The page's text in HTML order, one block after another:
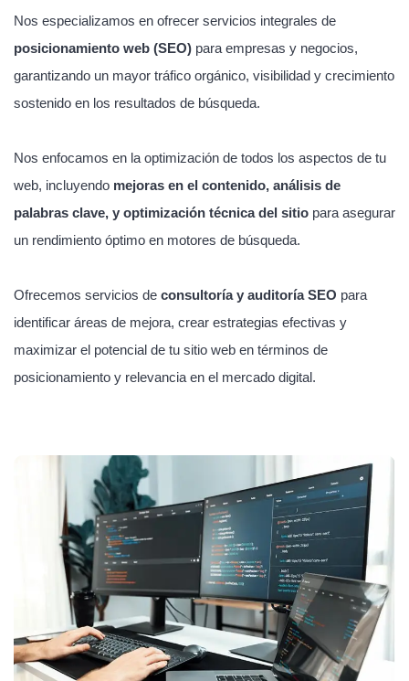
Nos especializamos en ofrecer servicios integrales de
posicionamiento web (SEO) para empresas y negocios,
garantizando un mayor tráfico orgánico, visibilidad y crecimiento
sostenido en los resultados de búsqueda.
Nos enfocamos en la optimización de todos los aspectos de tu
web, incluyendo mejoras en el contenido, análisis de
palabras clave, y optimización técnica del sitio para asegurar
un rendimiento óptimo en motores de búsqueda.
Ofrecemos servicios de consultoría y auditoría SEO para
identificar áreas de mejora, crear estrategias efectivas y
maximizar el potencial de tu sitio web en términos de
posicionamiento y relevancia en el mercado digital.